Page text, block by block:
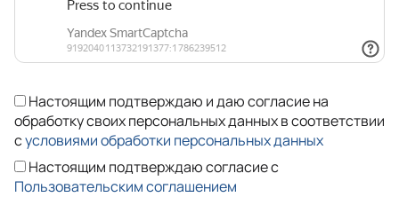
Настоящим подтверждаю и даю согласие на
обработку своих персональных данных в соответствии
сусловиями обработки персональных данных
Настоящим подтверждаю согласие с
Пользовательским соглашением